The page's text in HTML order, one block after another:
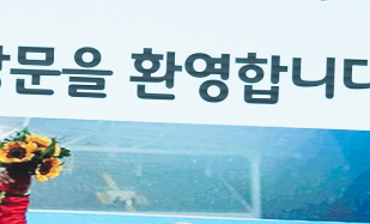
서류양식
수업료
안내
학교신문
자율진로동아리
유초등 소식지
드림레터